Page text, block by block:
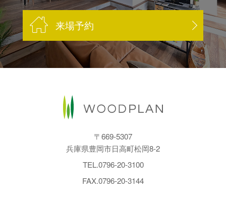
来場予約
〒669-5307
兵庫県豊岡市日高町松岡8-2
TEL.0796-20-3100
FAX.0796-20-3144